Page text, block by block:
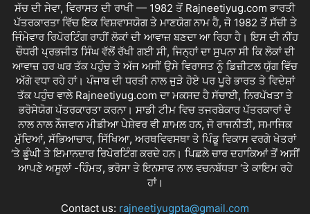
ਸੱਚ ਦੀ ਸੇਵਾ, ਵਿਰਾਸਤ ਦੀ ਰਾਖੀ — 1982 ਤੋਂ Rajneetiyug.com ਭਾਰਤੀ
ਪੱਤਰਕਾਰਤਾ ਵਿੱਚ ਇਕ ਵਿਸ਼ਵਾਸਯੋਗ ਤੇ ਮਾਣਯੋਗ ਨਾਮ ਹੈ, ਜੋ 1982 ਤੋਂ ਸੱਚੀ ਤੇ
ਜਿੰਮੇਵਾਰ ਰਿਪੋਰਟਿੰਗ ਰਾਹੀਂ ਲੋਕਾਂ ਦੀ ਆਵਾਜ਼ ਬਣਦਾ ਆ ਰਿਹਾ ਹੈ। ਇਸ ਦੀ ਨੀਂਹ
ਚੌਧਰੀ ਪ੍ਰਭਜੀਤ ਸਿੰਘ ਵੱਲੋਂ ਰੱਖੀ ਗਈ ਸੀ, ਜਿਨ੍ਹਾਂ ਦਾ ਸੁਪਨਾ ਸੀ ਕਿ ਲੋਕਾਂ ਦੀ
ਆਵਾਜ਼ ਹਰ ਘਰ ਤੱਕ ਪਹੁੰਚ ਤੇ ਅੱਜ ਅਸੀਂ ਉਸੇ ਵਿਰਾਸਤ ਨੂੰ ਡਿਜ਼ੀਟਲ ਯੁੱਗ ਵਿੱਚ
ਅੱਗੇ ਵਧਾ ਰਹੇ ਹਾਂ। ਪੰਜਾਬ ਦੀ ਧਰਤੀ ਨਾਲ ਜੁੜੇ ਹੋਏ ਪਰ ਪੂਰੇ ਭਾਰਤ ਤੇ ਵਿਦੇਸ਼ਾਂ
ਤੱਕ ਪਹੁੰਚ ਵਾਲੇ Rajneetiyug.com ਦਾ ਮਕਸਦ ਹੈ ਸੱਚਾਈ, ਨਿਰਪੱਖਤਾ ਤੇ
ਭਰੋਸੇਯੋਗ ਪੱਤਰਕਾਰਤਾ ਕਰਨਾ। ਸਾਡੀ ਟੀਮ ਵਿਚ ਤਜਰਬੇਕਾਰ ਪੱਤਰਕਾਰਾਂ ਦੇ
ਨਾਲ ਨਾਲ ਨੌਜਵਾਨ ਮੀਡੀਆ ਪੇਸ਼ੇਵਰ ਵੀ ਸ਼ਾਮਲ ਹਨ, ਜੋ ਰਾਜਨੀਤੀ, ਸਮਾਜਿਕ
ਮੁੱਦਿਆਂ, ਸੱਭਿਆਚਾਰ, ਸਿੱਖਿਆ, ਅਰਥਵਿਵਸਥਾ ਤੇ ਪਿੰਡੂ ਵਿਕਾਸ ਵਰਗੇ ਖੇਤਰਾਂ
‘ਤੇ ਡੂੰਘੀ ਤੇ ਇਮਾਨਦਾਰ ਰਿਪੋਰਟਿੰਗ ਕਰਦੇ ਹਨ। ਪਿਛਲੇ ਚਾਰ ਦਹਾਕਿਆਂ ਤੋਂ ਅਸੀਂ
ਆਪਣੇ ਅਸੂਲਾਂ -ਹਿੰਮਤ, ਭਰੋਸਾ ਤੇ ਇਨਸਾਫ ਨਾਲ ਵਚਨਬੱਧਤਾ ‘ਤੇ ਕਾਇਮ ਰਹੇ
ਹਾਂ।
Contact us: rajneetiyugpta@gmail.com